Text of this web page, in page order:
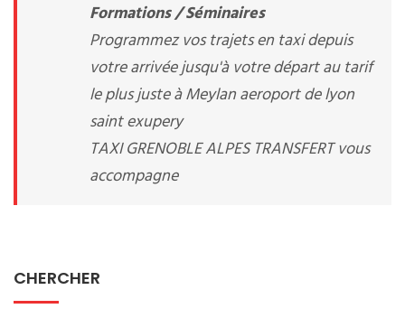
Formations / Séminaires
Programmez vos trajets en taxi depuis
votre arrivée jusqu'à votre départ au tarif
le plus juste à Meylan aeroport de lyon
saint exupery
TAXI GRENOBLE ALPES TRANSFERT vous
accompagne
CHERCHER